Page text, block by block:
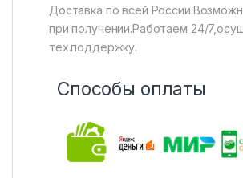
Доставка по всей
при получении.Работаем 24/
тех.поддержку.
Способы оплаты